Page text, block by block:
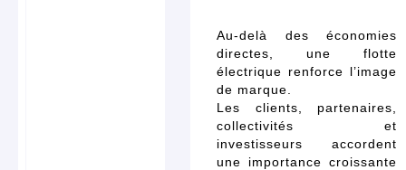
Au-delà des économies
directes, une flotte
électrique renforce l’image
de marque.
Les clients, partenaires,
collectivités et
investisseurs accordent
une importance croissante